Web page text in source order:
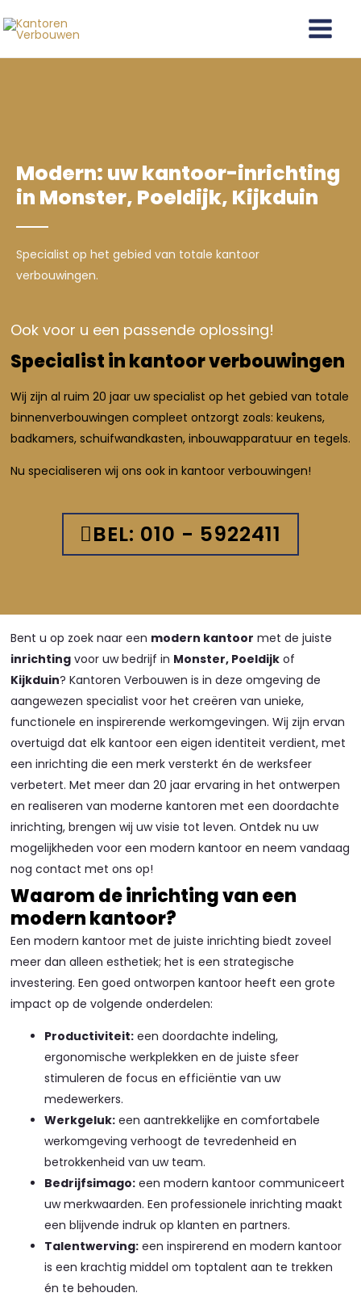
naar
Main
Menu
Modern: uw kantoor-inrichting
in Monster, Poeldijk, Kijkduin
Specialist op het gebied van totale kantoor
verbouwingen.
Ook voor u een passende oplossing!
Specialist in kantoor verbouwingen
Wij zijn al ruim 20 jaar uw specialist op het gebied van totale
binnenverbouwingen compleet ontzorgt zoals: keukens,
badkamers, schuifwandkasten, inbouwapparatuur en tegels.
Nu specialiseren wij ons ook in kantoor verbouwingen!
BEL: 010 - 5922411
Bent u op zoek naar een modern kantoor met de juiste
inrichting voor uw bedrijf in Monster, Poeldijk of
Kijkduin? Kantoren Verbouwen is in deze omgeving de
aangewezen specialist voor het creëren van unieke,
functionele en inspirerende werkomgevingen. Wij zijn ervan
overtuigd dat elk kantoor een eigen identiteit verdient, met
een inrichting die een merk versterkt én de werksfeer
verbetert. Met meer dan 20 jaar ervaring in het ontwerpen
en realiseren van moderne kantoren met een doordachte
inrichting, brengen wij uw visie tot leven. Ontdek nu uw
mogelijkheden voor een modern kantoor en neem vandaag
nog contact met ons op!
Waarom de inrichting van een
modern kantoor?
Een modern kantoor met de juiste inrichting biedt zoveel
meer dan alleen esthetiek; het is een strategische
investering. Een goed ontworpen kantoor heeft een grote
impact op de volgende onderdelen:
Productiviteit: een doordachte indeling,
ergonomische werkplekken en de juiste sfeer
stimuleren de focus en efficiëntie van uw
medewerkers.
Werkgeluk: een aantrekkelijke en comfortabele
werkomgeving verhoogt de tevredenheid en
betrokkenheid van uw team.
Bedrijfsimago: een modern kantoor communiceert
uw merkwaarden. Een professionele inrichting maakt
een blijvende indruk op klanten en partners.
Talentwerving: een inspirerend en modern kantoor
is een krachtig middel om toptalent aan te trekken
én te behouden.